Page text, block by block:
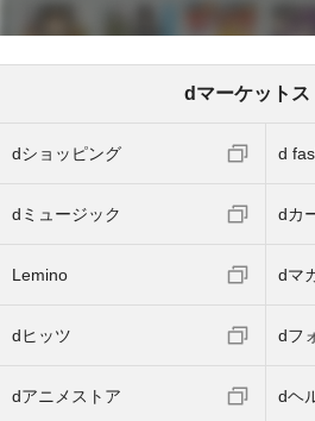
dマーケットス
dショッピング d
dミュージック dカ
Lemino dマ
dヒッツ dフ
dアニメストア dヘ